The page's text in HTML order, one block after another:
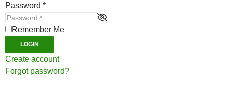
Password *
Remember Me
LOGIN
Create account
Forgot password?